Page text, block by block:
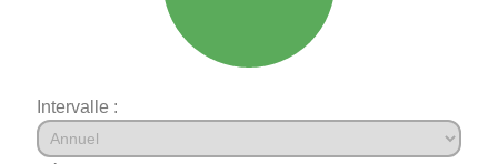
Intervalle :